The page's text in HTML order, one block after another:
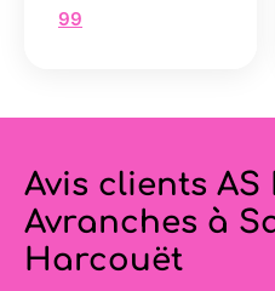
99
Avis clients AS
Avranches à
Harcouët